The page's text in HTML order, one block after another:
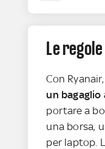
Le
Con
un bagaglio
portare a
una borsa,
per laptop.